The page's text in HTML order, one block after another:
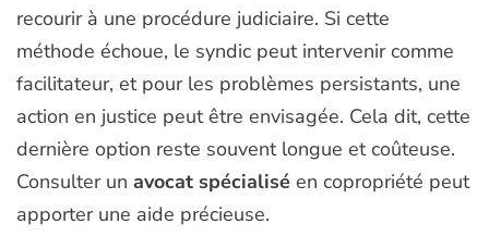
recourir à une procédure judiciaire. Si cette
méthode échoue, le syndic peut intervenir comme
facilitateur, et pour les problèmes persistants, une
action en justice peut être envisagée. Cela dit, cette
dernière option reste souvent longue et coûteuse.
Consulter un avocat spécialisé en copropriété peut
apporter une aide précieuse.